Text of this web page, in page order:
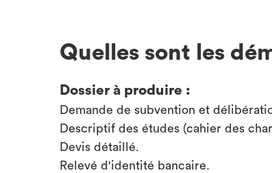
Quelles sont les
Dossier à produire :
Demande de subvention et
Descriptif des études (cahier des
Devis détaillé.
Relevé d'identité bancaire.